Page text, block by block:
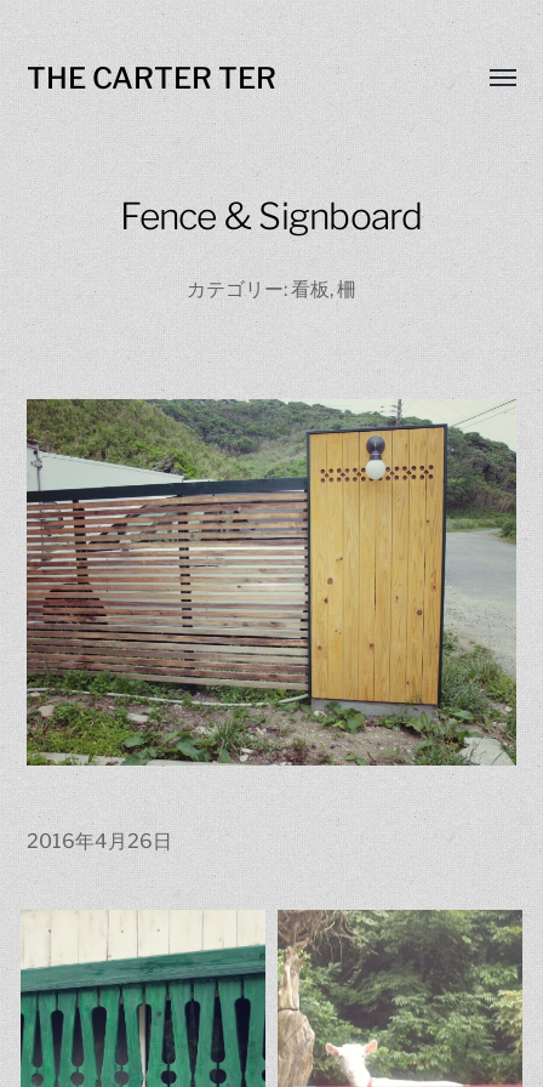
THE CARTER TER
menu
Fence & Signboard
カテゴリー:看板,柵
2016年4月26日